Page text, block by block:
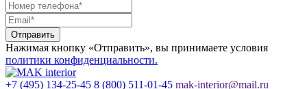
Отправить
Нажимая кнопку «Отправить», вы принимаете условия
политики конфиденциальности.
+7 (495) 134-25-45 8 (800) 511-01-45 mak-interior@mail.ru